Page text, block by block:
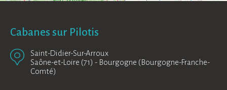
Cabanes sur Pilotis
Saint-Didier-Sur-Arroux
Saône-et-Loire (71) - Bourgogne (Bourgogne-Franche-
Comté)